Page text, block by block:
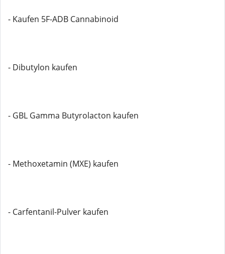
- Kaufen 5F-ADB Cannabinoid
- Dibutylon kaufen
- GBL Gamma Butyrolacton kaufen
- Methoxetamin (MXE) kaufen
- Carfentanil-Pulver kaufen